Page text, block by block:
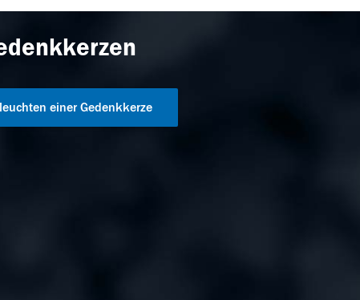
einer Gedenkkerze